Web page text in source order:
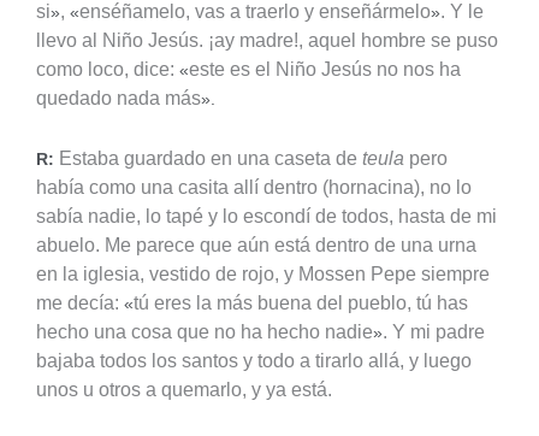
si», «enséñamelo, vas a traerlo y enseñármelo». Y le
llevo al Niño Jesús. ¡ay madre!, aquel hombre se puso
como loco, dice: «este es el Niño Jesús no nos ha
quedado nada más».
R: Estaba guardado en una caseta de teula pero
había como una casita allí dentro (hornacina), no lo
sabía nadie, lo tapé y lo escondí de todos, hasta de mi
abuelo. Me parece que aún está dentro de una urna
en la iglesia, vestido de rojo, y Mossen Pepe siempre
me decía: «tú eres la más buena del pueblo, tú has
hecho una cosa que no ha hecho nadie». Y mi padre
bajaba todos los santos y todo a tirarlo allá, y luego
unos u otros a quemarlo, y ya está.